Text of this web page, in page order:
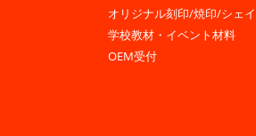
オリジナル刻印/焼印/シェ
学校教材・イベント材料
OEM受付